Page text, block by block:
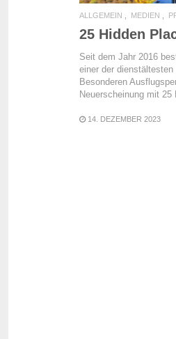
ALLGEMEIN MEDIEN
25 Hidden
Seit dem Jahr 2016
einer der
Besonderen
Neuerscheinung mit
14. DEZEMBER 2023